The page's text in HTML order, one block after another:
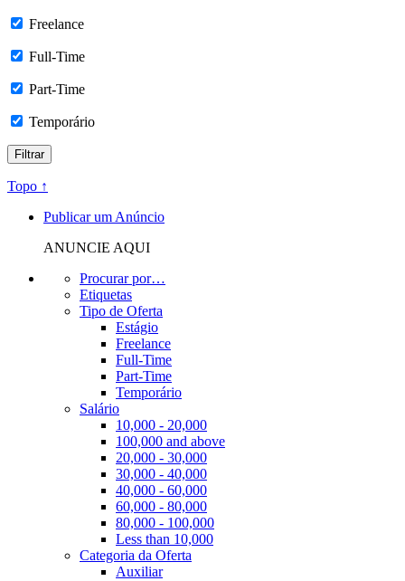
Freelance
Full-Time
Part-Time
Temporário
Topo ↑
Publicar um Anúncio
ANUNCIE AQUI
Procurar por…
Etiquetas
Tipo de Oferta
Estágio
Freelance
Full-Time
Part-Time
Temporário
Salário
10,000 - 20,000
100,000 and above
20,000 - 30,000
30,000 - 40,000
40,000 - 60,000
60,000 - 80,000
80,000 - 100,000
Less than 10,000
Categoria da Oferta
Auxiliar